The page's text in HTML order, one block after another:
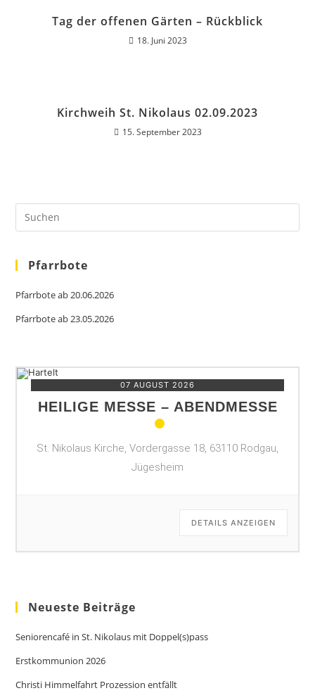
Tag der offenen Gärten – Rückblick
18. Juni 2023
Kirchweih St. Nikolaus 02.09.2023
15. September 2023
Pfarrbote
Pfarrbote ab 20.06.2026
Pfarrbote ab 23.05.2026
07 AUGUST 2026
HEILIGE MESSE – ABENDMESSE
St. Nikolaus Kirche, Vordergasse 18, 63110 Rodgau,
Jügesheim
DETAILS ANZEIGEN
Neueste Beiträge
Seniorencafé in St. Nikolaus mit Doppel(s)pass
Erstkommunion 2026
Christi Himmelfahrt Prozession entfällt